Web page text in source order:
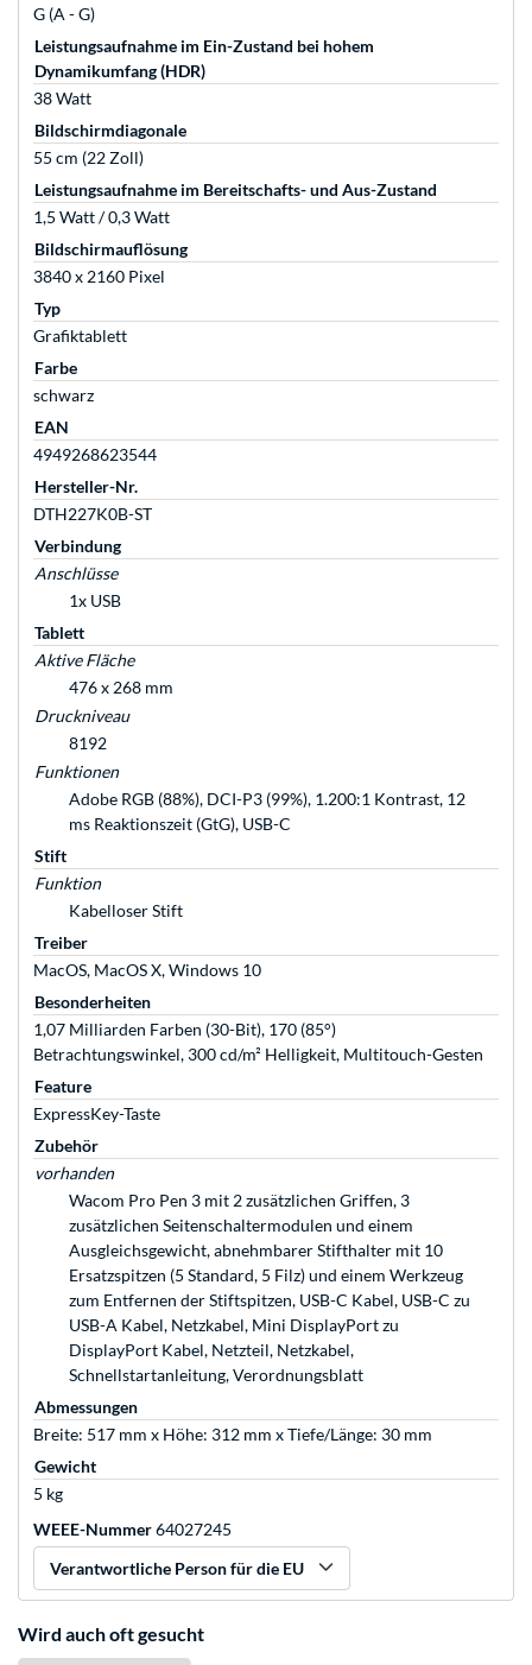
G (A - G)
Leistungsaufnahme im Ein-Zustand bei hohem
Dynamikumfang (HDR)
38 Watt
Bildschirmdiagonale
55 cm (22 Zoll)
Leistungsaufnahme im Bereitschafts- und Aus-Zustand
1,5 Watt / 0,3 Watt
Bildschirmauflösung
3840 x 2160 Pixel
Typ
Grafiktablett
Farbe
schwarz
EAN
4949268623544
Hersteller-Nr.
DTH227K0B-ST
Verbindung
Anschlüsse
1x USB
Tablett
Aktive Fläche
476 x 268 mm
Druckniveau
8192
Funktionen
Adobe RGB (88%), DCI-P3 (99%), 1.200:1 Kontrast, 12
ms Reaktionszeit (GtG), USB-C
Stift
Funktion
Kabelloser Stift
Treiber
MacOS, MacOS X, Windows 10
Besonderheiten
1,07 Milliarden Farben (30-Bit), 170 (85°)
Betrachtungswinkel, 300 cd/m² Helligkeit, Multitouch-Gesten
Feature
ExpressKey-Taste
Zubehör
vorhanden
Wacom Pro Pen 3 mit 2 zusätzlichen Griffen, 3
zusätzlichen Seitenschaltermodulen und einem
Ausgleichsgewicht, abnehmbarer Stifthalter mit 10
Ersatzspitzen (5 Standard, 5 Filz) und einem Werkzeug
zum Entfernen der Stiftspitzen, USB-C Kabel, USB-C zu
USB-A Kabel, Netzkabel, Mini DisplayPort zu
DisplayPort Kabel, Netzteil, Netzkabel,
Schnellstartanleitung, Verordnungsblatt
Abmessungen
Breite: 517 mm x Höhe: 312 mm x Tiefe/Länge: 30 mm
Gewicht
5 kg
WEEE-Nummer64027245
Verantwortliche Person für die EU
Wird auch oft gesucht